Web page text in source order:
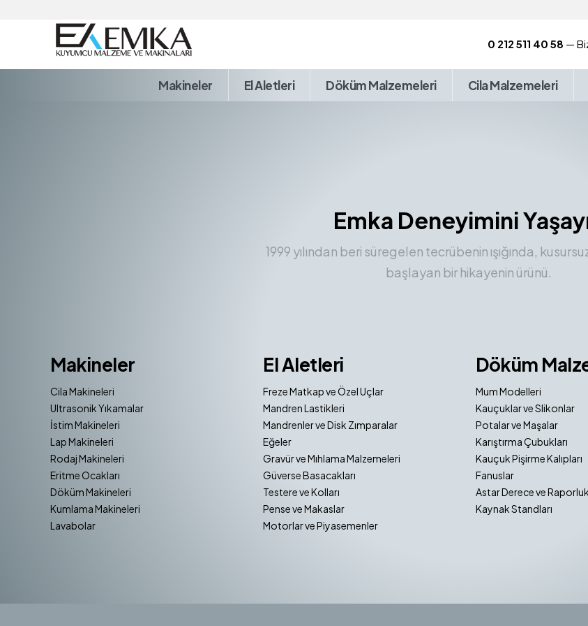
0 212 511 40 58 —
Makineler El Aletleri Döküm Malzemeleri Cila Malzemeleri
Emka Deneyimini
1999 yılından beri süregelen tecrübenin ışığında,
başlayan bir hikayenin ürünü.
Makineler
Cila Makineleri
Ultrasonik Yıkamalar
İstim Makineleri
Lap Makineleri
Rodaj Makineleri
Eritme Ocakları
Döküm Makineleri
Kumlama Makineleri
Lavabolar
El Aletleri
Freze Matkap ve Özel Uçlar
Mandren Lastikleri
Mandrenler ve Disk Zımparalar
Eğeler
Gravür ve Mıhlama Malzemeleri
Güverse Basacakları
Testere ve Kolları
Pense ve Makaslar
Motorlar ve Piyasemenler
Döküm
Mum Modelleri
Kauçuklar ve Slikonlar
Potalar ve Maşalar
Karıştırma Çubukları
Kauçuk Pişirme Kalıpları
Fanuslar
Astar Derece ve
Kaynak Standları